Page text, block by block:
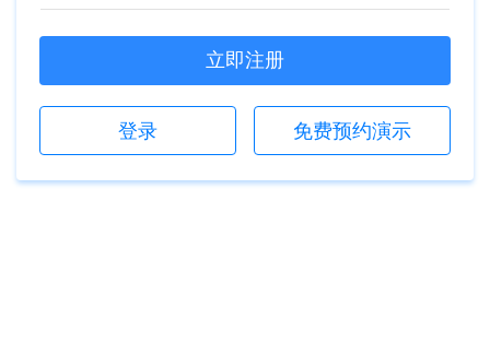
立即注册
登录 免费预约演示